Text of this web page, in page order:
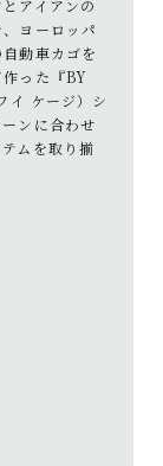
アイアンの
ヨーロッパ
動車カゴを
った『BY
イ ケージ）シ
ンに合わせ
ムを取り揃